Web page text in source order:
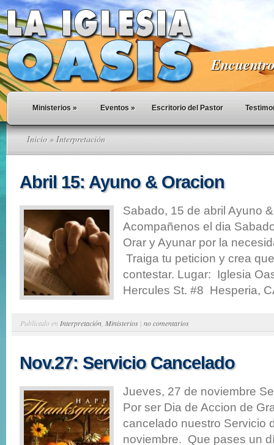
Ministerios » Eventos » Escritorio del Pastor
Inicio » Interpretación
Abril 15: Ayuno & Oracion
Sabado, 15 de abril Ayuno
Acompañenos el dia
Orar y Ayunar por la
Traiga tu peticion y crea
contestar. Lugar: Iglesia
Hercules St. #8 Hesperia,
Publicado en Interpretación Ministerios | no comentarios
Nov.27: Servicio Cancelado
Jueves, 27 de noviembre
Por ser Dia de Accion de
cancelado nuestro Servicio
noviembre. Que pases un